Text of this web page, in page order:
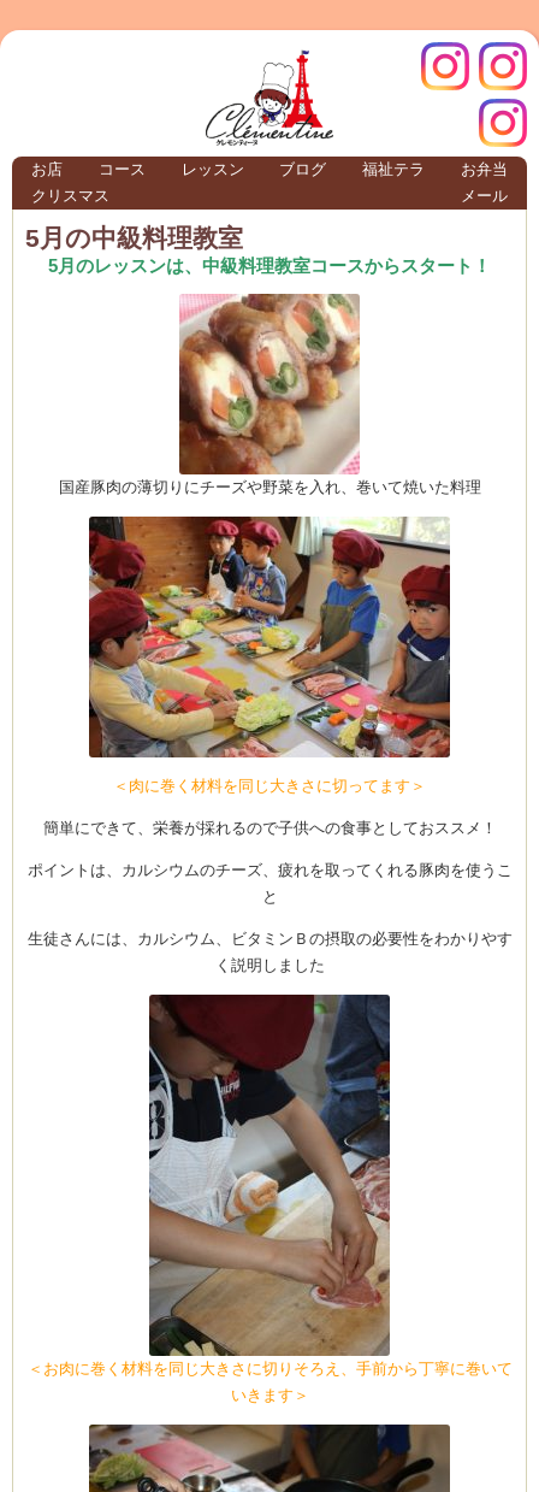
お店 コース レッスン ブログ 福祉テラ
お弁当
クリスマス
メール
インス
クレモ
ーヌ
タグラ
5月の中級料理教室
5月のレッスンは、中級料理教室コースからスタート！
国産豚肉の薄切りにチーズや野菜を入れ、巻いて焼いた料理
＜肉に巻く材料を同じ大きさに切ってます＞
簡単にできて、栄養が採れるので子供への食事としておススメ！
ポイントは、カルシウムのチーズ、疲れを取ってくれる豚肉を使うこ
と
生徒さんには、カルシウム、ビタミンＢの摂取の必要性をわかりやす
く説明しました
＜お肉に巻く材料を同じ大きさに切りそろえ、手前から丁寧に巻いて
いきます＞